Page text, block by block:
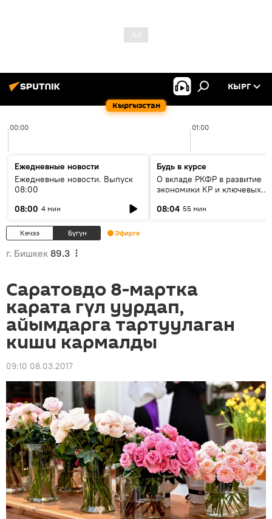
Кыргызстан
КЫРГ
00:00 01:00
Ежедневные новости
Ежедневные новости. Выпуск
08:00
08:00 4 мин
Будь в курсе
О вкладе РКФР в развитие
экономики КР и ключевых
08:04 55 мин
Кечээ Бүгүн Эфирге
г. Бишкек 89.3
Саратовдо 8-мартка
карата гүл уурдап,
айымдарга тартуулаган
киши кармалды
09:10 08.03.2017